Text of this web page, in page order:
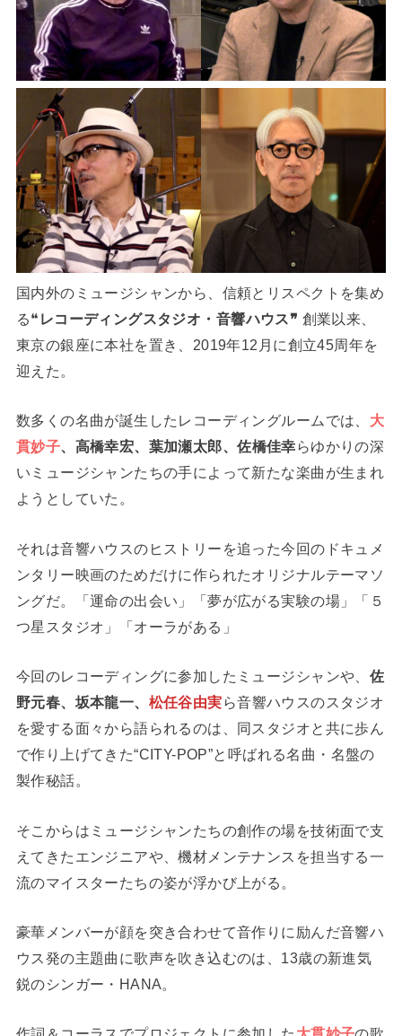
国内外のミュージシャンから、信頼とリスペクトを集め
る❝ レコーディングスタジオ・音響ハウス❞ 創業以来、
東京の銀座に本社を置き、2019年12月に創立45周年を
迎えた。
数多くの名曲が誕生したレコーディングルームでは、 大
貫妙子、高橋幸宏、葉加瀬太郎、佐橋佳幸らゆかりの深
いミュージシャンたちの手によって新たな楽曲が生まれ
ようとしていた。
それは音響ハウスのヒストリーを追った今回のドキュメ
ンタリー映画のためだけに作られたオリジナルテーマソ
ングだ。「運命の出会い」「夢が広がる実験の場」「５
つ星スタジオ」「オーラがある」
今回のレコーディングに参加したミュージシャンや、 佐
野元春、坂本龍一、 松任谷由実ら音響ハウスのスタジオ
を愛する面々から語られるのは、同スタジオと共に歩ん
で作り上げてきた“CITY-POP”と呼ばれる名曲・名盤の
製作秘話。
そこからはミュージシャンたちの創作の場を技術面で支
えてきたエンジニアや、機材メンテナンスを担当する一
流のマイスターたちの姿が浮かび上がる。
豪華メンバーが顔を突き合わせて音作りに励んだ音響ハ
ウス発の主題曲に歌声を吹き込むのは、13歳の新進気
鋭のシンガー・HANA。